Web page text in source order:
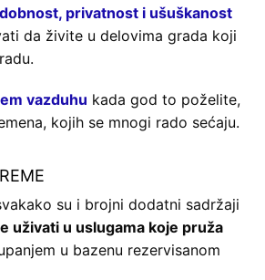
privatnost i ušuškanost
da živite u delovima grada koji
vazduhu kada god to poželite,
kojih se mnogi rado sećaju.
su i brojni dodatni sadržaji
uživati u uslugama koje pruža
u bazenu rezervisanom